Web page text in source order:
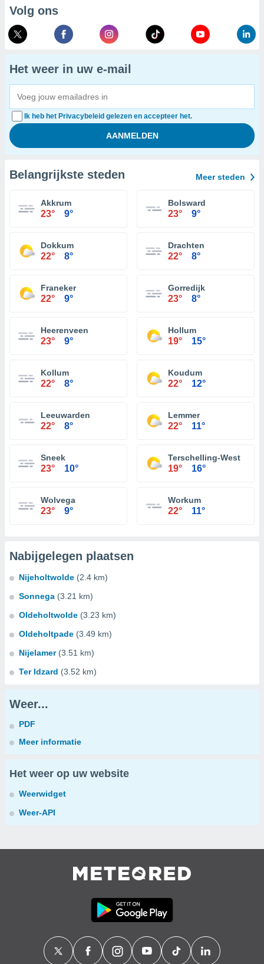
Volg ons
Het weer in uw e-mail
Ik heb het Privacybeleid gelezen en accepteer het.
Belangrijkste steden Meer steden
Akkrum
23° 9°
Bolsward
23° 9°
Dokkum
22° 8°
Drachten
22° 8°
Franeker
22° 9°
Gorredijk
23° 8°
Heerenveen
23° 9°
Hollum
19° 15°
Kollum
22° 8°
Koudum
22° 12°
Leeuwarden
22° 8°
Lemmer
22° 11°
Sneek
23° 10°
Terschelling-West
19° 16°
Wolvega
23° 9°
Workum
22° 11°
Nabijgelegen plaatsen
Nijeholtwolde (2.4 km)
Sonnega (3.21 km)
Oldeholtwolde (3.23 km)
Oldeholtpade (3.49 km)
Nijelamer (3.51 km)
Ter Idzard (3.52 km)
Weer...
PDF
Meer informatie
Het weer op uw website
Weerwidget
Weer-API